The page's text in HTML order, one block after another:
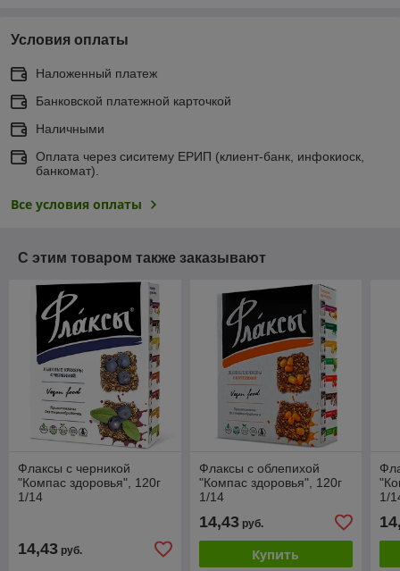
Условия оплаты
Наложенный платеж
Банковской платежной карточкой
Наличными
Оплата через сиситему ЕРИП (клиент-банк, инфокиоск,
банкомат).
Все условия оплаты
С этим товаром также заказывают
Флаксы с черникой
"Компас здоровья", 120г
1/14
14,43 руб.
Флаксы с облепихой
"Компас здоровья", 120г
1/14
14,43руб.
Купить
1/